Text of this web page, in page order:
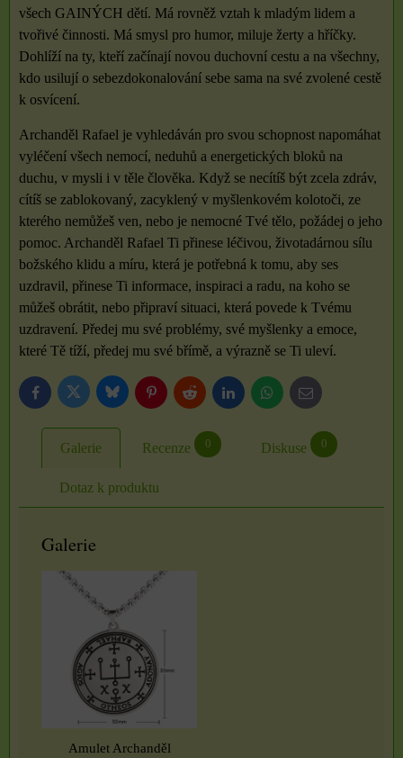
všech GAINÝCH dětí. Má rovněž vztah k mladým lidem a
tvořivé činnosti. Má smysl pro humor, miluje žerty a hříčky.
Dohlíží na ty, kteří začínají novou duchovní cestu a na všechny,
kdo usilují o sebezdokonalování sebe sama na své zvolené cestě
k osvícení.
Archanděl Rafael je vyhledáván pro svou schopnost napomáhat
vyléčení všech nemocí, neduhů a energetických bloků na
duchu, v mysli i v těle člověka. Když se necítíš být zcela zdráv,
cítíš se zablokovaný, zacyklený v myšlenkovém kolotoči, ze
kterého nemůžeš ven, nebo je nemocné Tvé tělo, požádej o jeho
pomoc. Archanděl Rafael Ti přinese léčivou, životadárnou sílu
božského klidu a míru, která je potřebná k tomu, aby ses
uzdravil, přinese Ti informace, inspiraci a radu, na koho se
můžeš obrátit, nebo připraví situaci, která povede k Tvému
uzdravení. Předej mu své problémy, své myšlenky a emoce,
které Tě tíží, předej mu své břímě, a výrazně se Ti uleví.
FacebookTwitter BlueskyPinterestReddit LinkedInWhatsApp
E-
mail
Galerie Recenze 0 Diskuse 0
Dotaz k produktu
Galerie
Amulet Archanděl